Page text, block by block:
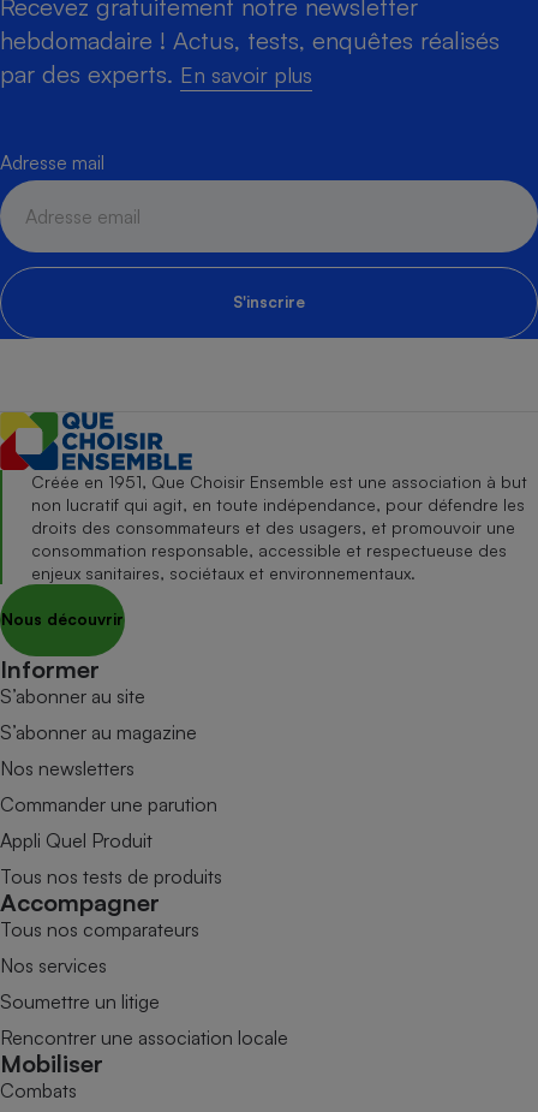
Recevez gratuitement notre newsletter
hebdomadaire ! Actus, tests, enquêtes réalisés
par des experts. En savoir plus
Adresse mail
S'inscrire
Créée en 1951, Que Choisir Ensemble est une association à but
non lucratif qui agit, en toute indépendance, pour défendre les
droits des consommateurs et des usagers, et promouvoir une
consommation responsable, accessible et respectueuse des
enjeux sanitaires, sociétaux et environnementaux.
Nous découvrir
Informer
S’abonner au site
S’abonner au magazine
Nos newsletters
Commander une parution
Appli Quel Produit
Tous nos tests de produits
Accompagner
Tous nos comparateurs
Nos services
Soumettre un litige
Rencontrer une association locale
Mobiliser
Combats